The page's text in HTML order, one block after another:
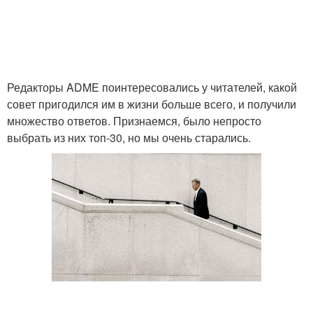
Редакторы ADME поинтересовались у читателей, какой
совет пригодился им в жизни больше всего, и получили
множество ответов. Признаемся, было непросто
выбрать из них топ-30, но мы очень старались.